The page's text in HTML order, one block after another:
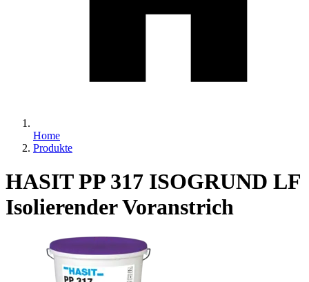
Home
Produkte
HASIT PP 317 ISOGRUND LF
Isolierender Voranstrich